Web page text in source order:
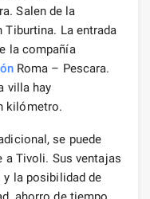
Salen de la
La entrada
la compañía
Roma – Pescara.
villa hay
kilómetro.
se puede
Tivoli. Sus ventajas
la posibilidad de